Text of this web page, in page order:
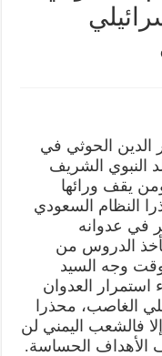
الدين الحوثي في
النبوي الشريف
يقف ورائها
النظام السعودي
في عدوانه
الدروس من
وجه السيد
العدوان
الغاصب، محذرا
فالشعب اليمني لن
الأهداف الحساسة.